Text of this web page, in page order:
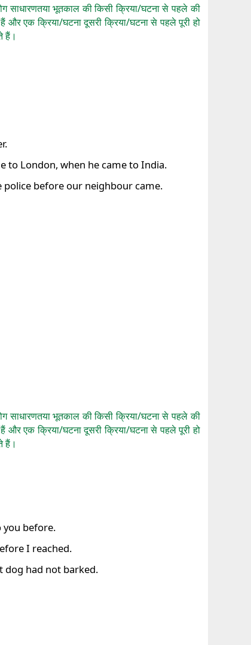
भूतकाल की किसी क्रिया/घटना से पहले की
एक क्रिया/घटना दूसरी क्रिया/घटना से पहले पूरी हो
हैं।
to London, when he came to India.
before our neighbour came.
भूतकाल की किसी क्रिया/घटना से पहले की
एक क्रिया/घटना दूसरी क्रिया/घटना से पहले पूरी हो
हैं।
you before.
I reached.
dog had not barked.